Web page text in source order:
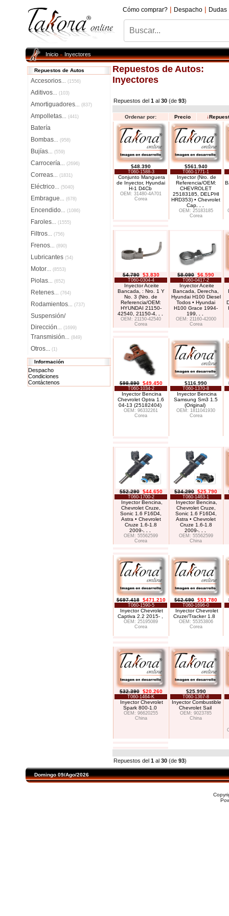
Cómo comprar? | Despacho | Dudas
Inicio»Inyectores
Repuestos de Autos
Accesorios... (1556)
Aditivos... (103)
Amortiguadores... (837)
Ampolletas... (441)
Batería
Bombas... (958)
Bujías... (559)
Carrocería... (2696)
Correas... (1831)
Eléctrico... (5040)
Embrague... (678)
Encendido... (1086)
Faroles... (1555)
Filtros... (756)
Frenos... (890)
Lubricantes (54)
Motor... (8553)
Piolas... (652)
Retenes... (764)
Rodamientos... (737)
Suspensión/
Dirección... (1699)
Transmisión... (849)
Otros... (1)
Información
Despacho
Condiciones
Contáctenos
Repuestos de Autos:
Inyectores
Repuestos del 1 al 30 (de 93)
Ordenar por: Precio ↓
$48.390
T060-1588-3
Conjunto Manguera
de Inyector, Hyundai
H-1 D4Cb
OEM: 31480-4A701
Corea
$561.940
T060-1771-1
Inyector (Nro. de
Referencia/OEM:
CHEVROLET
25183185, DELPHI
HRD353) • Chevrolet
Cap. . .
OEM: 25183185
Corea
$4.790 $3.830
T060-0304-4
Inyector Aceite
Bancada, : Nro. 1 Y
No. 3 (Nro. de
Referencia/OEM:
HYUNDAI 21150-
42540, 21150-4. . .
OEM: 21150-42540
Corea
$8.090 $6.590
T060-0417-2
Inyector Aceite
Bancada, Derecha,
Hyundai H100 Diesel
Todos • Hyundai
H100 Grace 1994-
199
OEM: 21160-42000
Corea
$98.890 $49.450
T060-1034-2
Inyector Bencina
Chevrolet Optra 1.6
04-13 (25182404)
OEM: 96332261
Corea
$116.990
T060-1370-8
Inyector Bencina
Samsung Sm3 1.5
(Original)
OEM: 1811041930
Corea
$52.290 $44.650
T060-1700-2
Inyector Bencina,
Chevrolet Cruze,
Sonic 1.6 F16D4,
Astra • Chevrolet
Cruze 1.6-1.8
2009-
OEM: 55562599
Corea
$34.290 $25.790
T060-1463-1
Inyector Bencina,
Chevrolet Cruze,
Sonic 1.6 F16D4,
Astra • Chevrolet
Cruze 1.6-1.8
2009-. . .
OEM: 55562599
China
$697.418 $471.210
T060-1590-5
Inyector Chevrolet
Captiva 2.2 2015- ,
OEM: 25195089
Corea
$62.690 $53.780
T060-1696-0
Inyector Chevrolet
Cruze/Tracker 1.8
OEM: 55353806
Corea
$32.390 $20.260
T060-1464-K
Inyector Chevrolet
Spark 800-1.0
OEM: 96620255
China
$25.990
T060-1367-8
Inyector Combustible
Chevrolet Sail
OEM: 9023785
China
Repuestos del 1 al 30 (de 93)
Domingo 09/Ago/2026